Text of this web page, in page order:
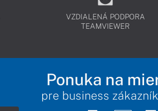
VZDIALENÁ PODPORA
TEAMVIEWER
Ponuka na
pre business